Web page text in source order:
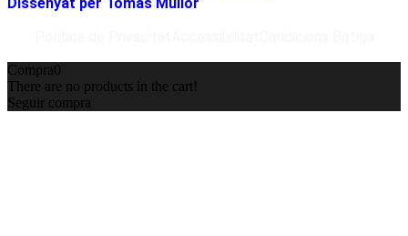
Compra0
There are no products in the cart!
Seguir compra